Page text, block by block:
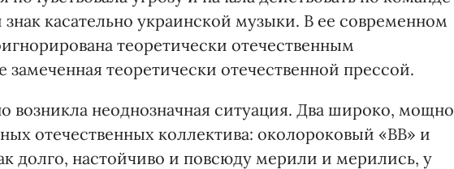
касательно украинской музыки. В ее современном
теоретически отечественным
теоретически отечественной прессой.
возникла неоднозначная ситуация. Два широко, мощно
отечественных коллектива: околороковый «ВВ» и
долго, настойчиво и повсюду мерили и мерились, у